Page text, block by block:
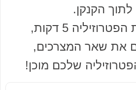
הקנקן.
משרים בתוכו את הפטרוזיליה 5 דקות,
את שאר המצרכים,
שלכם מוכן!